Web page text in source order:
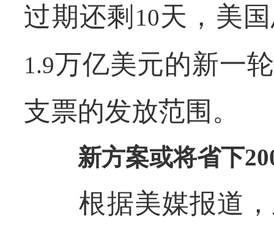
过期还剩 10天，美
1.9万亿美元的新一
支票的发放范围。
新方案或将省下
根据美媒报道，